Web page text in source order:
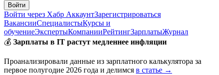
Войти
Войти через Хабр АккаунтЗарегистрироваться
ВакансииСпециалистыКурсы и
обучениеЭкспертыКомпанииРейтингЗарплатыЖурнал
💰 Зарплаты в IT растут медленнее инфляции
Проанализировали данные из зарплатного калькулятора за
первое полугодие 2026 года и делимся в статье →